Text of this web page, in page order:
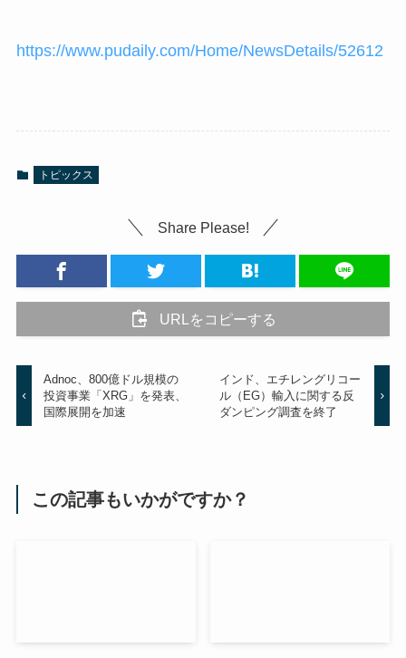
https://www.pudaily.com/Home/NewsDetails/52612
トピックス
Share Please!
URLをコピーする
Adnoc、800億ドル規模の
投資事業「XRG」を発表、
国際展開を加速
インド、エチレングリコー
ル（EG）輸入に関する反
ダンピング調査を終了
この記事もいかがですか？